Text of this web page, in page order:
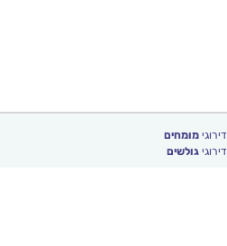
דירוגימומחים
דירוגיגולשים